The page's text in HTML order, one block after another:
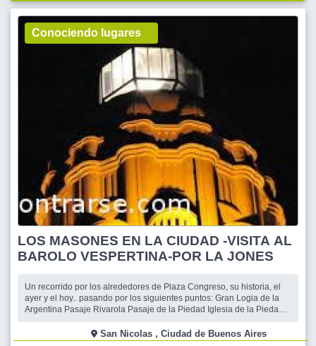
Conociendo lugares
LOS MASONES EN LA CIUDAD -VISITA AL
BAROLO VESPERTINA-POR LA JONES
Un recorrido por los alrededores de Plaza Congreso, su historia, el
ayer y el hoy.. pasando por los siguientes puntos: Gran Logia de la
Argentina Pasaje Rivarola Pasaje de la Piedad Iglesia de la Piedad
vinos- duración de este recorrido 60 minutos.)La visita hac
San Nicolas , Ciudad de Buenos Aires